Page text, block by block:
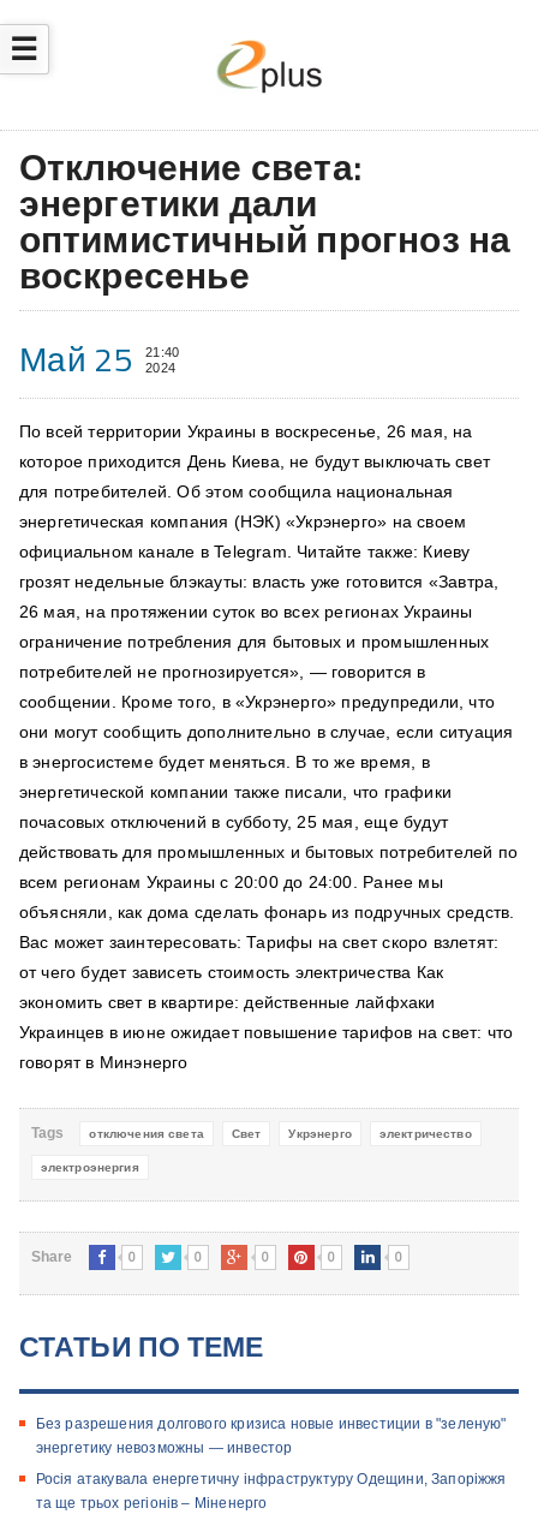
☰
Отключение света:
энергетики дали
оптимистичный прогноз на
воскресенье
Май 25
21:40
2024
По всей территории Украины в воскресенье, 26 мая, на
которое приходится День Киева, не будут выключать свет
для потребителей. Об этом сообщила национальная
энергетическая компания (НЭК) «Укрэнерго» на своем
официальном канале в Telegram. Читайте также: Киеву
грозят недельные блэкауты: власть уже готовится «Завтра,
26 мая, на протяжении суток во всех регионах Украины
ограничение потребления для бытовых и промышленных
потребителей не прогнозируется», — говорится в
сообщении. Кроме того, в «Укрэнерго» предупредили, что
они могут сообщить дополнительно в случае, если ситуация
в энергосистеме будет меняться. В то же время, в
энергетической компании также писали, что графики
почасовых отключений в субботу, 25 мая, еще будут
действовать для промышленных и бытовых потребителей по
всем регионам Украины с 20:00 до 24:00. Ранее мы
объясняли, как дома сделать фонарь из подручных средств.
Вас может заинтересовать: Тарифы на свет скоро взлетят:
от чего будет зависеть стоимость электричества Как
экономить свет в квартире: действенные лайфхаки
Украинцев в июне ожидает повышение тарифов на свет: что
говорят в Минэнерго
Tags отключения света Свет Укрэнерго электричество
электроэнергия
Share 0 0 0 0 0
СТАТЬИ ПО ТЕМЕ
Без разрешения долгового кризиса новые инвестиции в "зеленую"
энергетику невозможны — инвестор
Росія атакувала енергетичну інфраструктуру Одещини, Запоріжжя
та ще трьох регіонів – Міненерго